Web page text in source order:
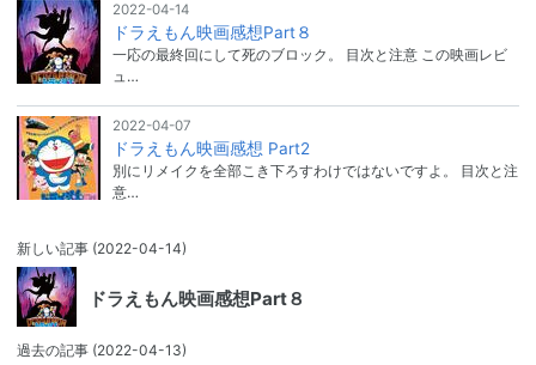
2022-04-14
ドラえもん映画感想Part８
一応の最終回にして死のブロック。 目次と注意 この映画レビ
ュ…
2022-04-07
ドラえもん映画感想 Part2
別にリメイクを全部こき下ろすわけではないですよ。 目次と注
意…
新しい記事 (2022-04-14)
ドラえもん映画感想Part８
過去の記事 (2022-04-13)